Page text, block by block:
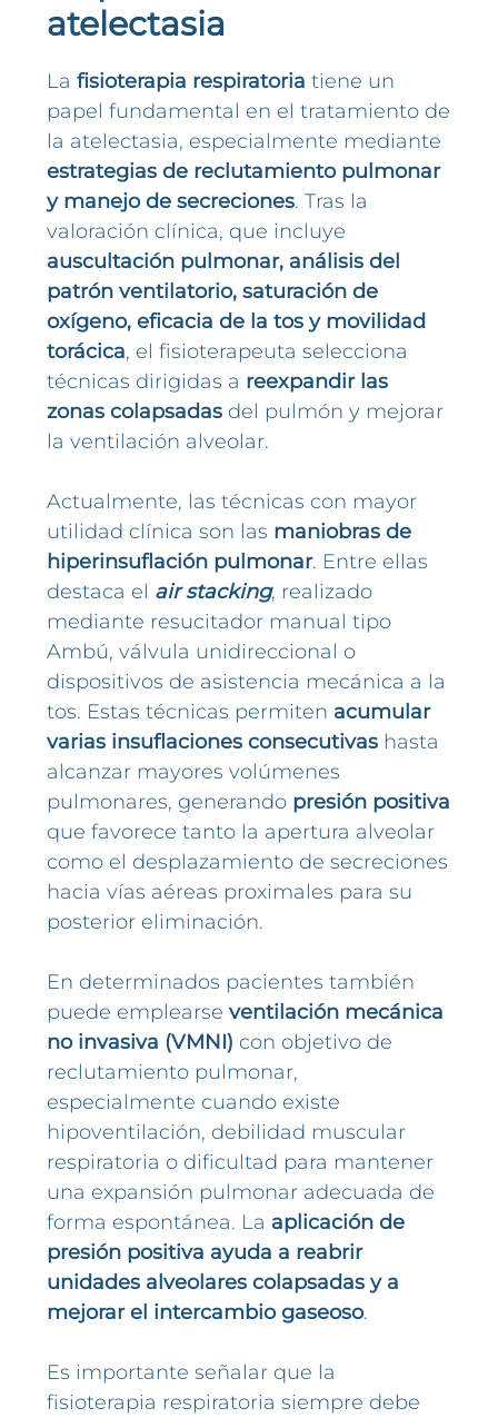
atelectasia
Lafisioterapia respiratoriatiene un
papel fundamental en el tratamiento de
la atelectasia, especialmente mediante
estrategias de reclutamiento pulmonar
y manejo de secreciones. Tras la
valoración clínica, que incluye
auscultación pulmonar, análisis del
patrón ventilatorio, saturación de
oxígeno, eficacia de la tos y movilidad
torácica, el fisioterapeuta selecciona
técnicas dirigidas a reexpandir las
zonas colapsadas del pulmón y mejorar
la ventilación alveolar.
Actualmente, las técnicas con mayor
utilidad clínica son las maniobras de
hiperinsuflación pulmonar. Entre ellas
destaca el air stacking, realizado
mediante resucitador manual tipo
Ambú, válvula unidireccional o
dispositivos de asistencia mecánica a la
tos. Estas técnicas permiten acumular
varias insuflaciones consecutivas hasta
alcanzar mayores volúmenes
pulmonares, generando presión positiva
que favorece tanto la apertura alveolar
como el desplazamiento de secreciones
hacia vías aéreas proximales para su
posterior eliminación.
En determinados pacientes también
puede emplearseventilación mecánica
no invasiva (VMNI) con objetivo de
reclutamiento pulmonar,
especialmente cuando existe
hipoventilación, debilidad muscular
respiratoria o dificultad para mantener
una expansión pulmonar adecuada de
forma espontánea. La aplicación de
presión positiva ayuda a reabrir
unidades alveolares colapsadas y a
mejorar el intercambio gaseoso.
Es importante señalar que la
fisioterapia respiratoria siempre debe